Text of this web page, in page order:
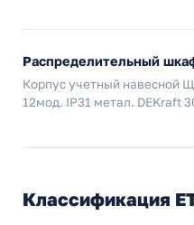
Распределительный
Корпус учетный навесной
12мод. IP31 метал. DEKraft
Классификация